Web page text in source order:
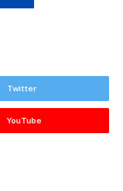
Twitter
YouTube